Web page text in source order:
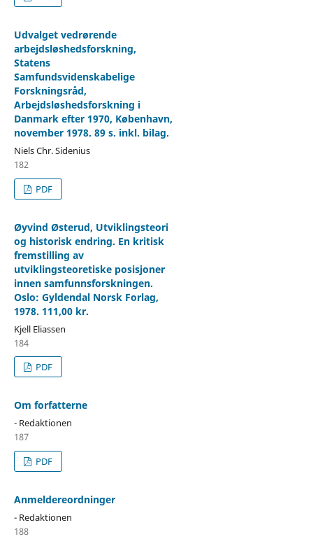
Udvalget vedrørende
arbejdsløshedsforskning,
Statens
Samfundsvidenskabelige
Forskningsråd,
Arbejdsløshedsforskning i
Danmark efter 1970, København,
november 1978. 89 s. inkl. bilag.
Niels Chr. Sidenius
182
PDF
Øyvind Østerud, Utviklingsteori
og historisk endring. En kritisk
fremstilling av
utviklingsteoretiske posisjoner
innen samfunnsforskningen.
Oslo: Gyldendal Norsk Forlag,
1978. 111,00 kr.
Kjell Eliassen
184
PDF
Om forfatterne
- Redaktionen
187
PDF
Anmeldereordninger
- Redaktionen
188